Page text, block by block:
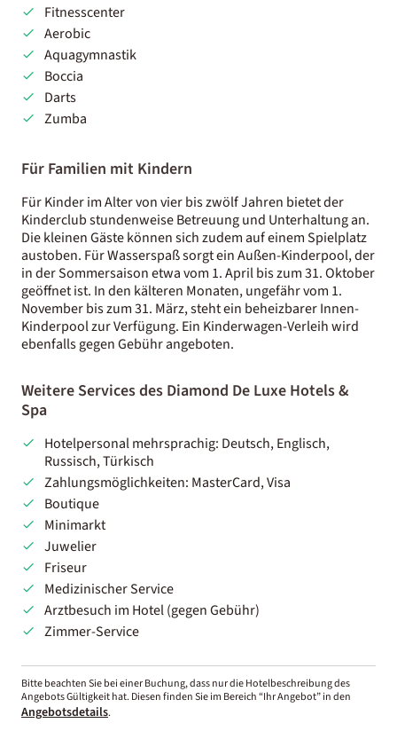
Fitnesscenter
Aerobic
Aquagymnastik
Boccia
Darts
Zumba
Für Familien mit Kindern
Für Kinder im Alter von vier bis zwölf Jahren bietet der
Kinderclub stundenweise Betreuung und Unterhaltung an.
Die kleinen Gäste können sich zudem auf einem Spielplatz
austoben. Für Wasserspaß sorgt ein Außen-Kinderpool, der
in der Sommersaison etwa vom 1. April bis zum 31. Oktober
geöffnet ist. In den kälteren Monaten, ungefähr vom 1.
November bis zum 31. März, steht ein beheizbarer Innen-
Kinderpool zur Verfügung. Ein Kinderwagen-Verleih wird
ebenfalls gegen Gebühr angeboten.
Weitere Services des Diamond De Luxe Hotels &
Spa
Hotelpersonal mehrsprachig: Deutsch, Englisch,
Russisch, Türkisch
Zahlungsmöglichkeiten: MasterCard, Visa
Boutique
Minimarkt
Juwelier
Friseur
Medizinischer Service
Arztbesuch im Hotel (gegen Gebühr)
Zimmer-Service
Bitte beachten Sie bei einer Buchung, dass nur die Hotelbeschreibung des
Angebots Gültigkeit hat. Diesen finden Sie im Bereich “Ihr Angebot” in den
Angebotsdetails.